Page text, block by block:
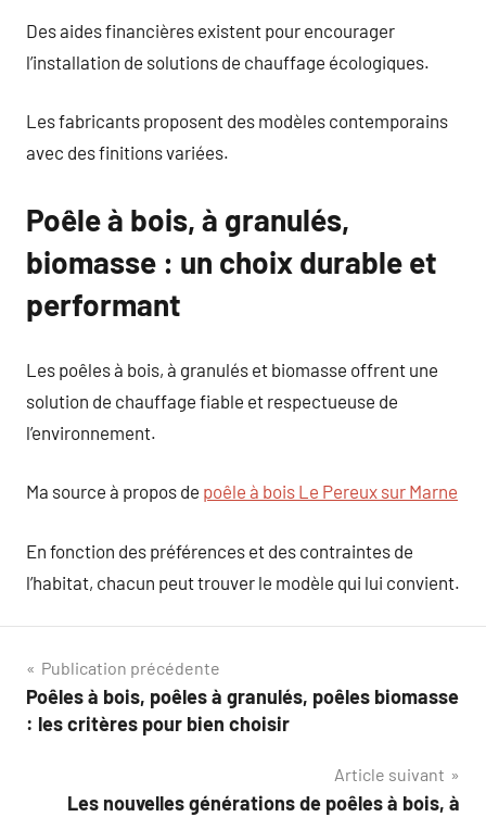
Des aides financières existent pour encourager
l’installation de solutions de chauffage écologiques.
Les fabricants proposent des modèles contemporains
avec des finitions variées.
Poêle à bois, à granulés,
biomasse : un choix durable et
performant
Les poêles à bois, à granulés et biomasse offrent une
solution de chauffage fiable et respectueuse de
l’environnement.
Ma source à propos de poêle à bois Le Pereux sur Marne
En fonction des préférences et des contraintes de
l’habitat, chacun peut trouver le modèle qui lui convient.
Navigation
de
Publication précédente
Poêles à bois, poêles à granulés, poêles biomasse
: les critères pour bien choisir
Article suivant
Les nouvelles générations de poêles à bois, à